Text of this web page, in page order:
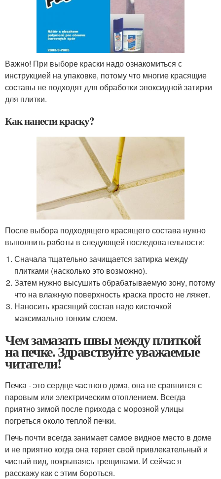
Важно! При выборе краски надо ознакомиться с
инструкцией на упаковке, потому что многие красящие
составы не подходят для обработки эпоксидной затирки
для плитки.
Как нанести краску?
После выбора подходящего красящего состава нужно
выполнить работы в следующей последовательности:
Сначала тщательно зачищается затирка между
плитками (насколько это возможно).
Затем нужно высушить обрабатываемую зону, потому
что на влажную поверхность краска просто не ляжет.
Наносить красящий состав надо кисточкой
максимально тонким слоем.
Чем замазать швы между плиткой
на печке. Здравствуйте уважаемые
читатели!
Печка - это сердце частного дома, она не сравнится с
паровым или электрическим отоплением. Всегда
приятно зимой после прихода с морозной улицы
погреться около теплой печки.
Печь почти всегда занимает самое видное место в доме
и не приятно когда она теряет свой привлекательный и
чистый вид, покрываясь трещинами. И сейчас я
расскажу как с этим бороться.